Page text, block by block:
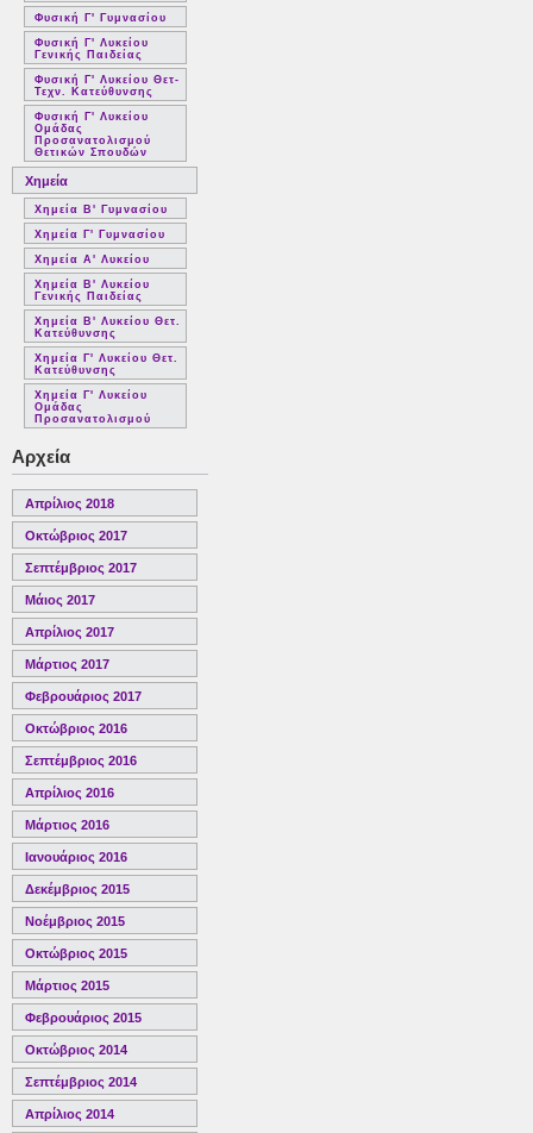
Φυσική Γ' Γυμνασίου
Φυσική Γ' Λυκείου
Γενικής Παιδείας
Φυσική Γ' Λυκείου Θετ-
Τεχν. Κατεύθυνσης
Φυσική Γ' Λυκείου
Ομάδας
Προσανατολισμού
Θετικών Σπουδών
Χημεία
Χημεία Β' Γυμνασίου
Χημεία Γ' Γυμνασίου
Χημεία Α' Λυκείου
Χημεία Β' Λυκείου
Γενικής Παιδείας
Χημεία Β' Λυκείου Θετ.
Κατεύθυνσης
Χημεία Γ' Λυκείου Θετ.
Κατεύθυνσης
Χημεία Γ' Λυκείου
Ομάδας
Προσανατολισμού
Αρχεία
Απρίλιος 2018
Οκτώβριος 2017
Σεπτέμβριος 2017
Μάιος 2017
Απρίλιος 2017
Μάρτιος 2017
Φεβρουάριος 2017
Οκτώβριος 2016
Σεπτέμβριος 2016
Απρίλιος 2016
Μάρτιος 2016
Ιανουάριος 2016
Δεκέμβριος 2015
Νοέμβριος 2015
Οκτώβριος 2015
Μάρτιος 2015
Φεβρουάριος 2015
Οκτώβριος 2014
Σεπτέμβριος 2014
Απρίλιος 2014